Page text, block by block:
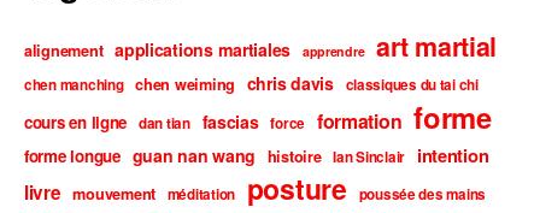
alignement applications martiales apprendre art martial
chen manching chen weiming chris davis classiques du tai chi
cours en ligne dan tian fascias force formation forme
forme longue guan nan wang histoire Ian Sinclair
intention
livre mouvement méditation posture poussée des mains